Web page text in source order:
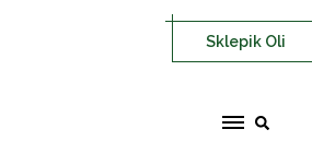
Sklepik Oli